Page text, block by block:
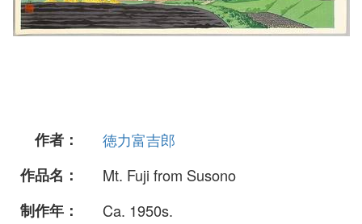
作者：
徳力富吉郎
作品名：
Mt. Fuji from Susono
制作年：
Ca. 1950s.